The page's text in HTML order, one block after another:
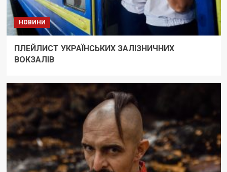
НОВИНИ
ПЛЕЙЛИСТ УКРАЇНСЬКИХ ЗАЛІЗНИЧНИХ
ВОКЗАЛІВ